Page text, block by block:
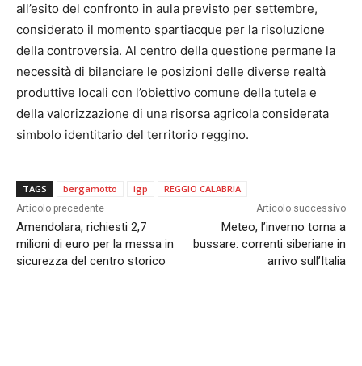
all’esito del confronto in aula previsto per settembre,
considerato il momento spartiacque per la risoluzione
della controversia. Al centro della questione permane la
necessità di bilanciare le posizioni delle diverse realtà
produttive locali con l’obiettivo comune della tutela e
della valorizzazione di una risorsa agricola considerata
simbolo identitario del territorio reggino.
TAGS bergamotto igp REGGIO CALABRIA
Articolo precedente
Amendolara, richiesti 2,7
milioni di euro per la messa in
sicurezza del centro storico
Articolo successivo
Meteo, l’inverno torna a
bussare: correnti siberiane in
arrivo sull’Italia